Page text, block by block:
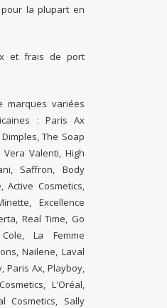
la plupart en
et frais de port
marques variées
: Paris Ax
The Soap
Vera Valenti, High
Saffron, Body
Active Cosmetics,
Excellence
Real Time, Go
La Femme
Nailene, Laval
Paris Ax, Playboy,
L'Oréal,
Cosmetics, Sally